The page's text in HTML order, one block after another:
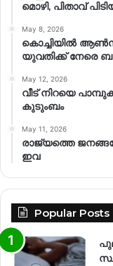
മൊഴി, പിതാവ്
May 8, 2026
കൊച്ചിയിൽ
യുവതിക്ക് നേരെ
May 12, 2026
വീട് നിറയെ
കുടുംബം
May 11, 2026
രാജ്യത്തെ
ഇവ
Popular Posts